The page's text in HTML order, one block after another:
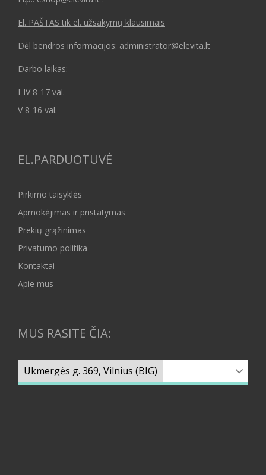
El. PAŠTAS tik el. užsakymų klausimais
Dėl bendros informacijos: administrator@elevita.lt
Darbo laikas:
I-IV 8-17 val.
V 8-16 val.
EL.PARDUOTUVĖ
Pirkimo taisyklės
Apmokėjimas ir pristatymas
Prekių grąžinimas
Privatumo politika
Kontaktai
Apie mus
MUS RASITE ČIA: